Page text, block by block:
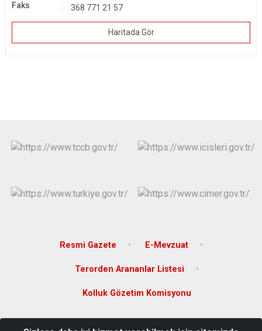
Faks
368 771 21 57
Haritada Gör
Resmi Gazete E-Mevzuat
Terorden Arananlar Listesi
Kolluk Gözetim Komisyonu